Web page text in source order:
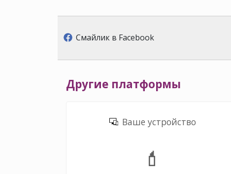
Смайлик в Facebook
Другие платформы
Ваше устройство
💄